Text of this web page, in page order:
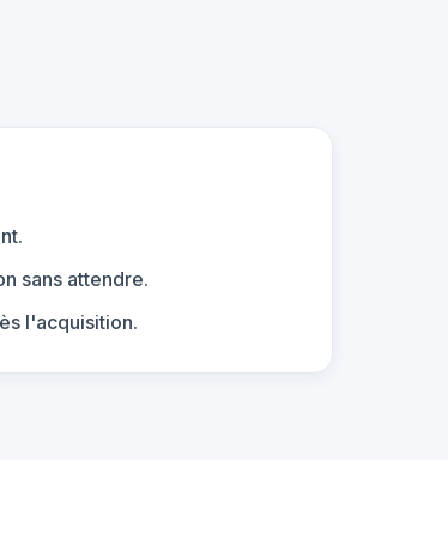
sans attendre.
l'acquisition.